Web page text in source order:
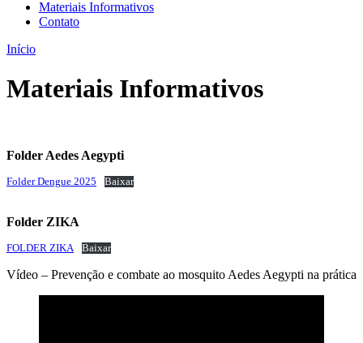
Materiais Informativos
Contato
Início
Materiais Informativos
Folder Aedes Aegypti
Folder Dengue 2025 Baixar
Folder ZIKA
FOLDER ZIKA Baixar
Vídeo – Prevenção e combate ao mosquito Aedes Aegypti na prática